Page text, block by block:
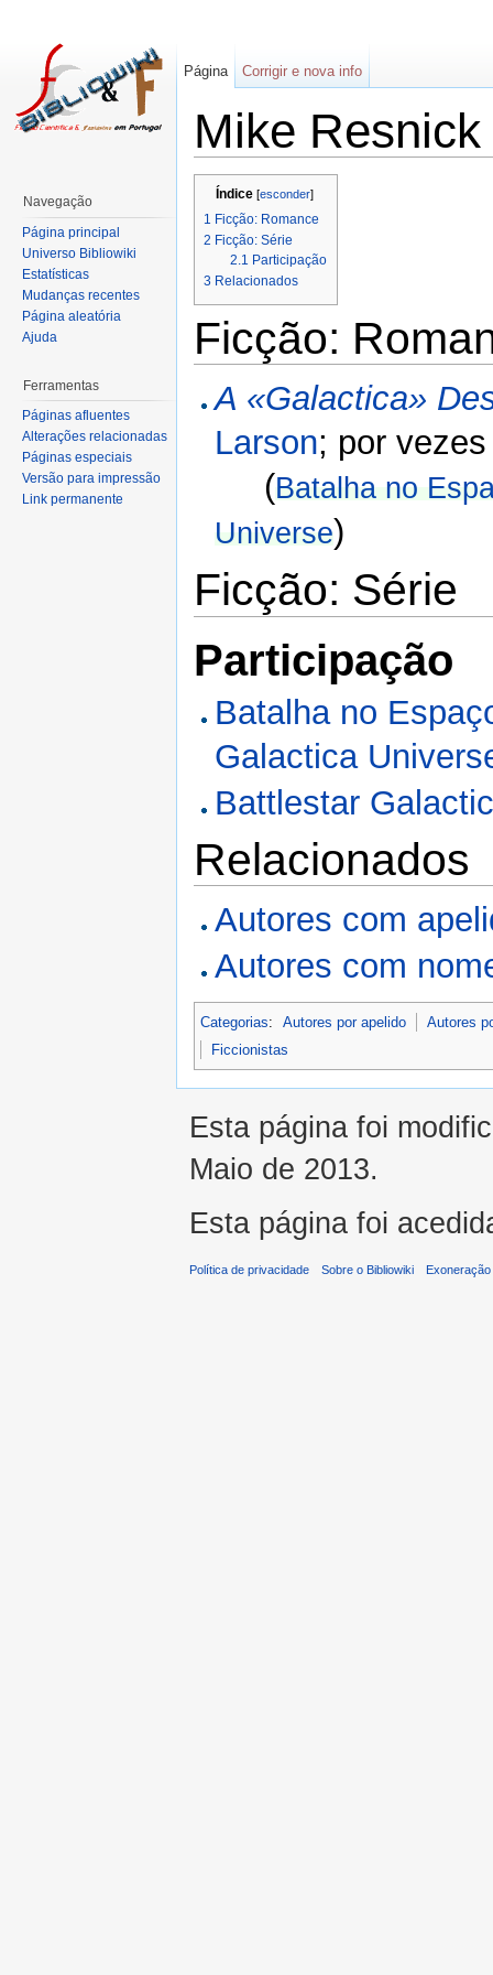
Mike Resnick
Índice[esconder]
1 Ficção: Romance
2 Ficção: Série
2.1 Participação
3 Relacionados
Ficção:
A «Galactica»
Larson; por
(Batalha no
Universe)
Ficção: Série
Participação
Batalha no
Galactica
Battlestar
Relacionados
Autores com
Autores com
Categorias: Autores por apelido
Autores
Ficcionistas
Página Corrigir e nova info
Navegação
Página principal
Universo Bibliowiki
Estatísticas
Mudanças recentes
Página aleatória
Ajuda
Ferramentas
Páginas afluentes
Alterações relacionadas
Páginas especiais
Versão para impressão
Link permanente
Esta página foi
Maio de 2013.
Esta página foi
Política de privacidade Sobre o Bibliowiki